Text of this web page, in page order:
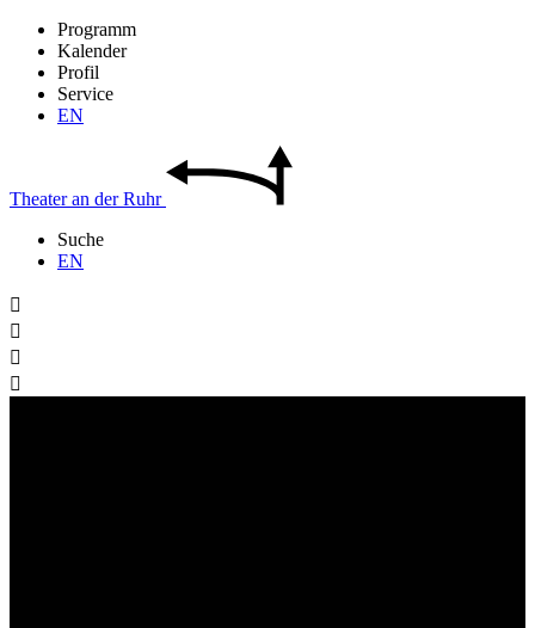
Programm
Kalender
Profil
Service
EN
Theateran derRuhr
Suche
EN



